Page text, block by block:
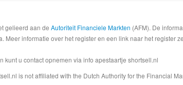
gelieerd aan de Autoriteit Financiele Markten (AFM). De
Meer informatie over het register en een link naar het register
kunt u contact opnemen via info apestaartje shortsell.nl
is not affiliated with the Dutch Authority for the Financial